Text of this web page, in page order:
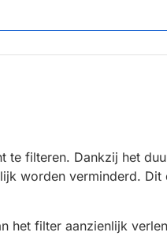
te filteren. Dankzij het
worden verminderd. Dit
het filter aanzienlijk